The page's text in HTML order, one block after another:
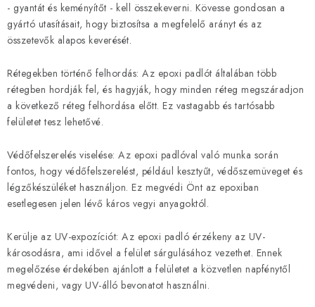
- gyantát és keményítőt - kell összekeverni. Kövesse gondosan a
gyártó utasításait, hogy biztosítsa a megfelelő arányt és az
összetevők alapos keverését.
Rétegekben történő felhordás: Az epoxi padlót általában több
rétegben hordják fel, és hagyják, hogy minden réteg megszáradjon
a következő réteg felhordása előtt. Ez vastagabb és tartósabb
felületet tesz lehetővé.
Védőfelszerelés viselése: Az epoxi padlóval való munka során
fontos, hogy védőfelszerelést, például kesztyűt, védőszemüveget és
légzőkészüléket használjon. Ez megvédi Önt az epoxiban
esetlegesen jelen lévő káros vegyi anyagoktól.
Kerülje az UV-expozíciót: Az epoxi padló érzékeny az UV-
károsodásra, ami idővel a felület sárgulásához vezethet. Ennek
megelőzése érdekében ajánlott a felületet a közvetlen napfénytől
megvédeni, vagy UV-álló bevonatot használni.